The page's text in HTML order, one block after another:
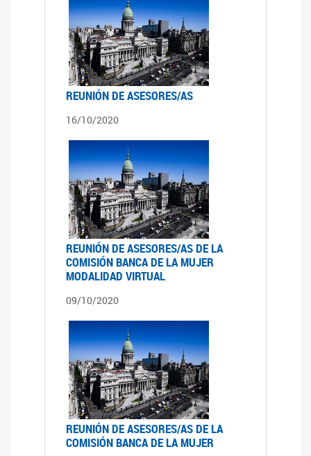
REUNIÓN DE ASESORES/AS
16/10/2020
REUNIÓN DE ASESORES/AS DE LA
COMISIÓN BANCA DE LA MUJER
MODALIDAD VIRTUAL
09/10/2020
REUNIÓN DE ASESORES/AS DE LA
COMISIÓN BANCA DE LA MUJER